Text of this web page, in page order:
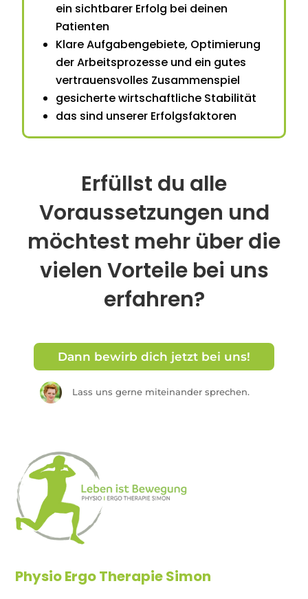
ein sichtbarer Erfolg bei deinen
Patienten
Klare Aufgabengebiete, Optimierung
der Arbeitsprozesse und ein gutes
vertrauensvolles Zusammenspiel
gesicherte wirtschaftliche Stabilität
das sind unserer Erfolgsfaktoren
Erfüllst du alle
Voraussetzungen und
möchtest mehr über die
vielen Vorteile bei uns
erfahren?
Dann bewirb dich jetzt bei uns!
Lass uns gerne miteinander sprechen.
Physio Ergo Therapie Simon